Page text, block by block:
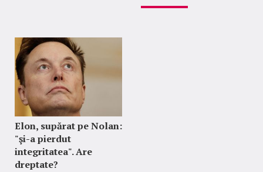
Elon, supărat pe Nolan:
"şi-a pierdut
integritatea". Are
dreptate?